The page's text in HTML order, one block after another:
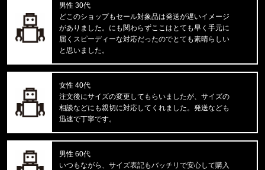
福岡県のお客様ご注文ありがとうございます。
CALVIN KLEIN/カルバンクライン
INTENSE POWER 3PK TRUNK 3
東京都のお客様ご注文ありがとうございます。
Carhartt WIP/カーハートダブルアイピー
C LOGO PHONE RING I033370
東京都のお客様ご注文ありがとうございます。
Carhartt WIP/カーハートダブルアイピー
DOUBLE KNEE PANT I032699
東京都のお客様ご注文ありがとうございます。
男性 30代
どこのショップもセール対象品は発送が遅いイメージ
がありました。にも関わらずここはとても早く手元に
届くスピーディーな対応だったのでとても素晴らしい
と思いました。
女性 40代
注文後にサイズの変更してもらいましたが、サイズの
相談などにも親切に対応してくれました。発送なども
迅速で丁寧です。
男性 60代
いつもながら、サイズ表記もバッチリで安心して購入